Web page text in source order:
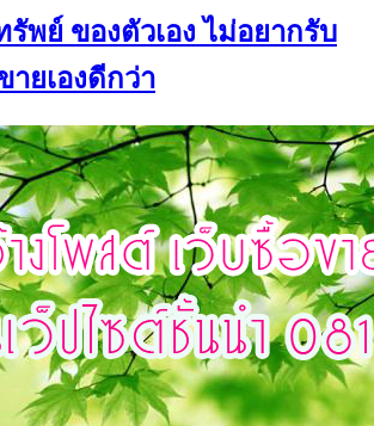
พย์ ของตัวเอง ไม่อยากรับ
ยเองดีกว่า